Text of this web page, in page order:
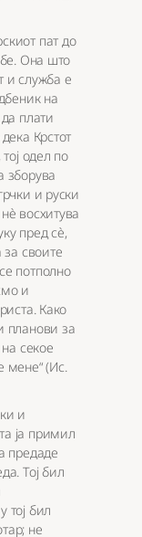
пат до
Она што
и служба е
на
плати
Крстот
одел по
зборува
и руски
восхитува
пред сѐ,
за своите
потполно
и
Како
планови за
секое
мене“ (Ис.
и
ја примил
предаде
Тој бил
тој бил
не